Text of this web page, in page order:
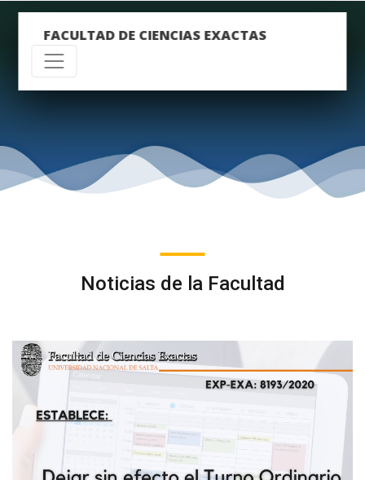
FACULTAD DE CIENCIAS EXACTAS
Noticias de la Facultad